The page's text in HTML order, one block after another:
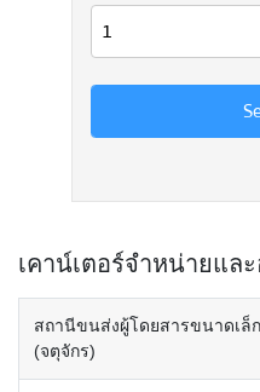
เคาน์เตอร์จำหน่ายแล
สถานีขนส่งผู้โดยสารขนาดเล็ก
(จตุจักร)